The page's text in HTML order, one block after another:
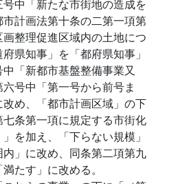
中「新たな市街地の造成を
計画法第十条の二第一項第
整理促進区域内の土地につ
県知事」を「都府県知事」
「新都市基盤整備事業又
号中「第一号から前号ま
め、「都市計画区域」の下
条第一項に規定する市街化
を加え、「下らない規模」
」に改め、同条第二項第九
たす」に改める。